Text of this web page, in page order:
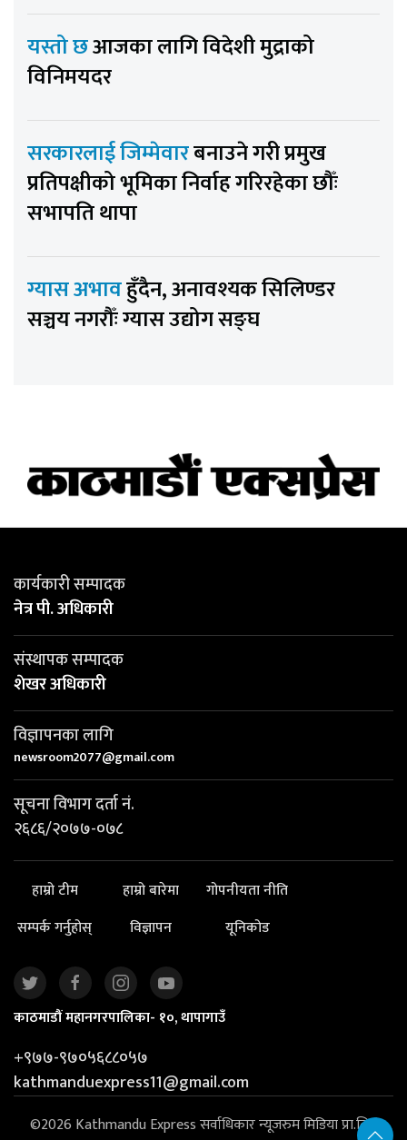
यस्तो छआजका लागि विदेशी मुद्राको
विनिमयदर
सरकारलाई जिम्मेवारबनाउने गरी प्रमुख
प्रतिपक्षीको भूमिका निर्वाह गरिरहेका छौँः
सभापति थापा
ग्यास अभावहुँदैन, अनावश्यक सिलिण्डर
सञ्चय नगरौँः ग्यास उद्योग सङ्घ
कार्यकारी सम्पादक
नेत्र पी. अधिकारी
संस्थापक सम्पादक
शेखर अधिकारी
विज्ञापनका लागि
newsroom2077@gmail.com
सूचना विभाग दर्ता नं.
२६८६/२०७७-०७८
हाम्रो टीम हाम्रो बारेमा
गोपनीयता नीति
सम्पर्क गर्नुहोस्
विज्ञापन यूनिकोड
काठमाडौं महानगरपालिका- १०, थापागाउँ
+९७७-९७०५६८८०५७
kathmanduexpress11@gmail.com
©2026 Kathmandu Express सर्वाधिकार न्यूजरुम मिडिया प्रा.लि. |